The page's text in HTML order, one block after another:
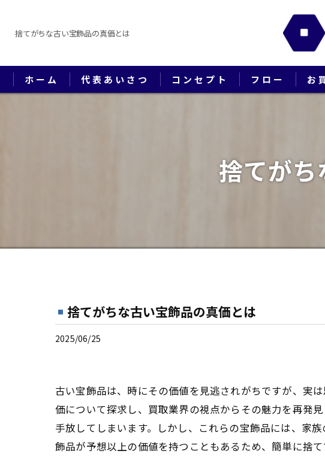
捨てがちな古い宝飾品の真価とは
ホーム 代表あいさつ コンセプト フロー お
捨てが
捨てがちな古い宝飾品の真価とは
2025/06/25
古い宝飾品は、時にその価値を見逃されがちですが、実
価について探求し、買取業界の視点からその魅力を再発
手放してしまいます。しかし、これらの宝飾品には、家
飾品が予想以上の価値を持つこともあるため、簡単に捨